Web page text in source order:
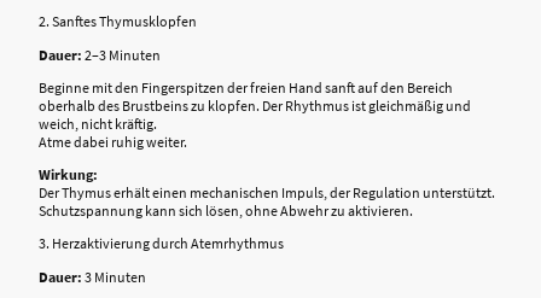
2. Sanftes Thymusklopfen
Dauer: 2–3 Minuten
Beginne mit den Fingerspitzen der freien Hand sanft auf den Bereich
oberhalb des Brustbeins zu klopfen. Der Rhythmus ist gleichmäßig und
weich, nicht kräftig.
Atme dabei ruhig weiter.
Wirkung:
Der Thymus erhält einen mechanischen Impuls, der Regulation unterstützt.
Schutzspannung kann sich lösen, ohne Abwehr zu aktivieren.
3. Herzaktivierung durch Atemrhythmus
Dauer: 3 Minuten